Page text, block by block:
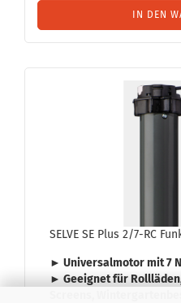
IN DEN
SELVE SE Plus 2/7-RC
► Uni­ver­sal­mo­tor mit7
► Ge­eig­net fürRoll­lä­den